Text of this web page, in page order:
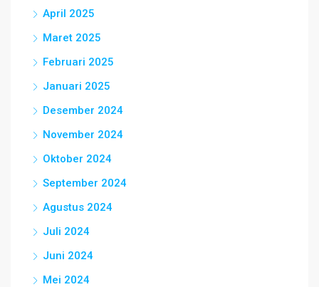
April 2025
Maret 2025
Februari 2025
Januari 2025
Desember 2024
November 2024
Oktober 2024
September 2024
Agustus 2024
Juli 2024
Juni 2024
Mei 2024